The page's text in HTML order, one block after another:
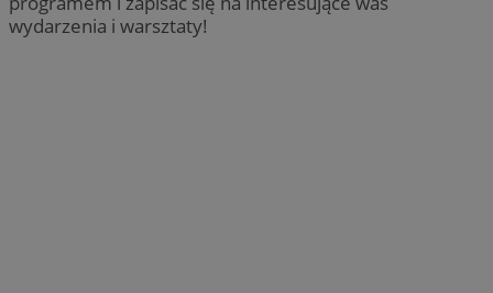
wydarzenia i warsztaty!